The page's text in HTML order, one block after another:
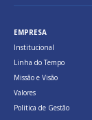
EMPRESA
Institucional
Linha do Tempo
Missão e Visão
Valores
Politica de Gestão